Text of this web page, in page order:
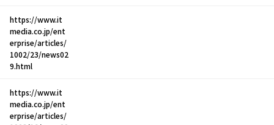
https://www.it
media.co.jp/ent
erprise/articles/
1002/23/news02
9.html
https://www.it
media.co.jp/ent
erprise/articles/